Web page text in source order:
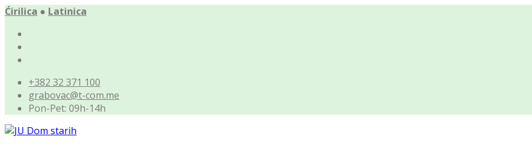
Ćirilica ● Latinica
+382 32 371 100
grabovac@t-com.me
Pon-Pet: 09h-14h